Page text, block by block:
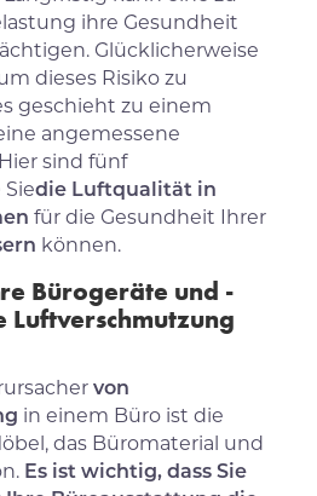
ihre Gesundheit
Glücklicherweise
dieses Risiko zu
geschieht zu einem
angemessene
sind fünf
die Luftqualität in
für die Gesundheit Ihrer
können.
Bürogeräte und -
von
in einem Büro ist die
das Büromaterial und
Es ist wichtig, dass Sie